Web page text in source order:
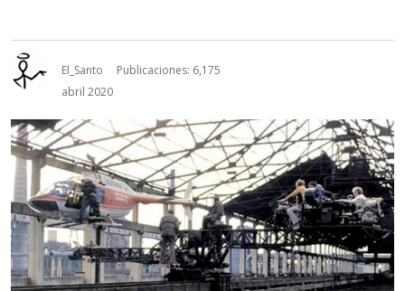
El_Santo
Publicaciones: 6,175
abril 2020